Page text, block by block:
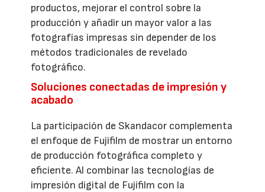
productos, mejorar el control sobre la
producción y añadir un mayor valor a las
fotografías impresas sin depender de los
métodos tradicionales de revelado
fotográfico.
Soluciones conectadas de impresión y
acabado
La participación de Skandacor complementa
el enfoque de Fujifilm de mostrar un entorno
de producción fotográfica completo y
eficiente. Al combinar las tecnologías de
impresión digital de Fujifilm con la